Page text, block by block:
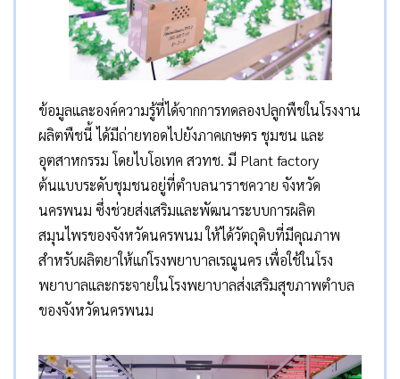
ข้อมูลและองค์ความรู้ที่ได้จากการทดลองปลูกพืชในโรงงาน
ผลิตพืชนี้ ได้มีถ่ายทอดไปยังภาคเกษตร ชุมชน และ
อุตสาหกรรม โดยไบโอเทค สวทช. มี Plant factory
ต้นแบบระดับชุมชนอยู่ที่ตำบลนาราชควาย จังหวัด
นครพนม ซึ่งช่วยส่งเสริมและพัฒนาระบบการผลิต
สมุนไพรของจังหวัดนครพนม ให้ได้วัตถุดิบที่มีคุณภาพ
สำหรับผลิตยาให้แก่โรงพยาบาลเรณูนคร เพื่อใช้ในโรง
พยาบาลและกระจายในโรงพยาบาลส่งเสริมสุขภาพตำบล
ของจังหวัดนครพนม